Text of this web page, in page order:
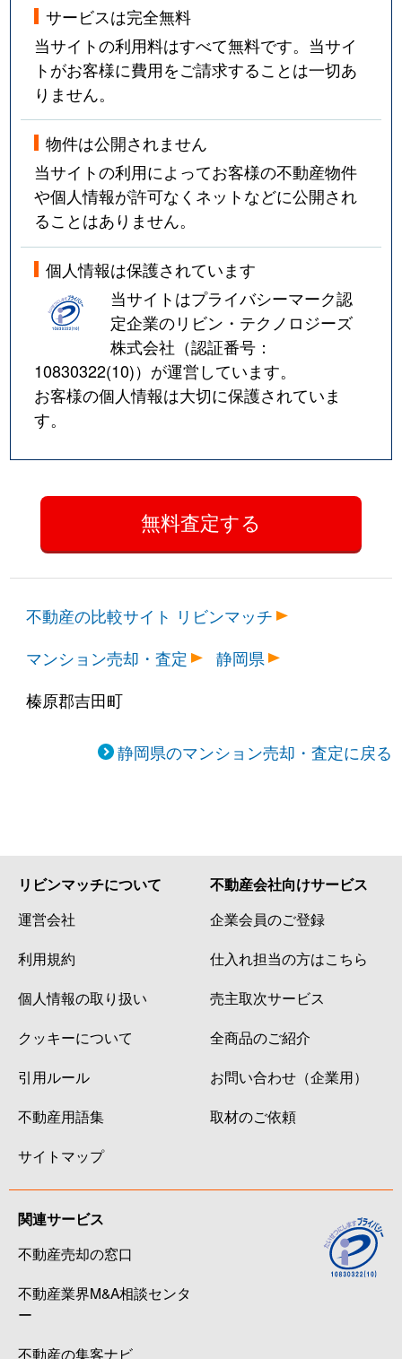
サービスは完全無料
当サイトの利用料はすべて無料です。当サイ
トがお客様に費用をご請求することは一切あ
りません。
物件は公開されません
当サイトの利用によってお客様の不動産物件
や個人情報が許可なくネットなどに公開され
ることはありません。
個人情報は保護されています
当サイトはプライバシーマーク認
定企業のリビン・テクノロジーズ
株式会社（認証番号：
10830322(10)）が運営しています。
お客様の個人情報は大切に保護されていま
す。
不動産の比較サイト リビンマッチ
マンション売却・査定
静岡県
榛原郡吉田町
静岡県のマンション売却・査定に戻る
リビンマッチについて
運営会社
利用規約
個人情報の取り扱い
クッキーについて
引用ルール
不動産用語集
サイトマップ
不動産会社向けサービス
企業会員のご登録
仕入れ担当の方はこちら
売主取次サービス
全商品のご紹介
お問い合わせ（企業用）
取材のご依頼
関連サービス
不動産売却の窓口
不動産業界M&A相談センタ
ー
不動産の集客ナビ